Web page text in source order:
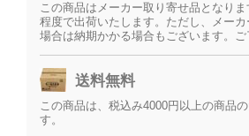
この商品はメーカー取り寄せ品となり
程度で出荷いたします。ただし、メー
場合は納期かかる場合もございます。ご
送料無料
この商品は、税込み4000円以上の商品
す。